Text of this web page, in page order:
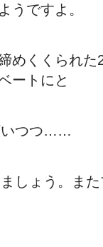
うですよ。
めくくられた
ートにと
いつつ……
しょう。ま